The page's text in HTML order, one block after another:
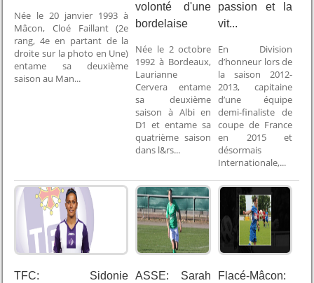
Née le 20 janvier 1993 à
Mâcon, Cloé Faillant (2e
rang, 4e en partant de la
droite sur la photo en Une)
entame sa deuxième
saison au Man...
volonté d'une
bordelaise
Née le 2 octobre
1992 à Bordeaux,
Laurianne
Cervera entame
sa deuxième
saison à Albi en
D1 et entame sa
quatrième saison
dans l&rs...
passion et la
vit...
En Division
d’honneur lors de
la saison 2012-
2013, capitaine
d’une équipe
demi-finaliste de
coupe de France
en 2015 et
désormais
Internationale,...
TFC: Sidonie
ASSE: Sarah
Flacé-Mâcon: